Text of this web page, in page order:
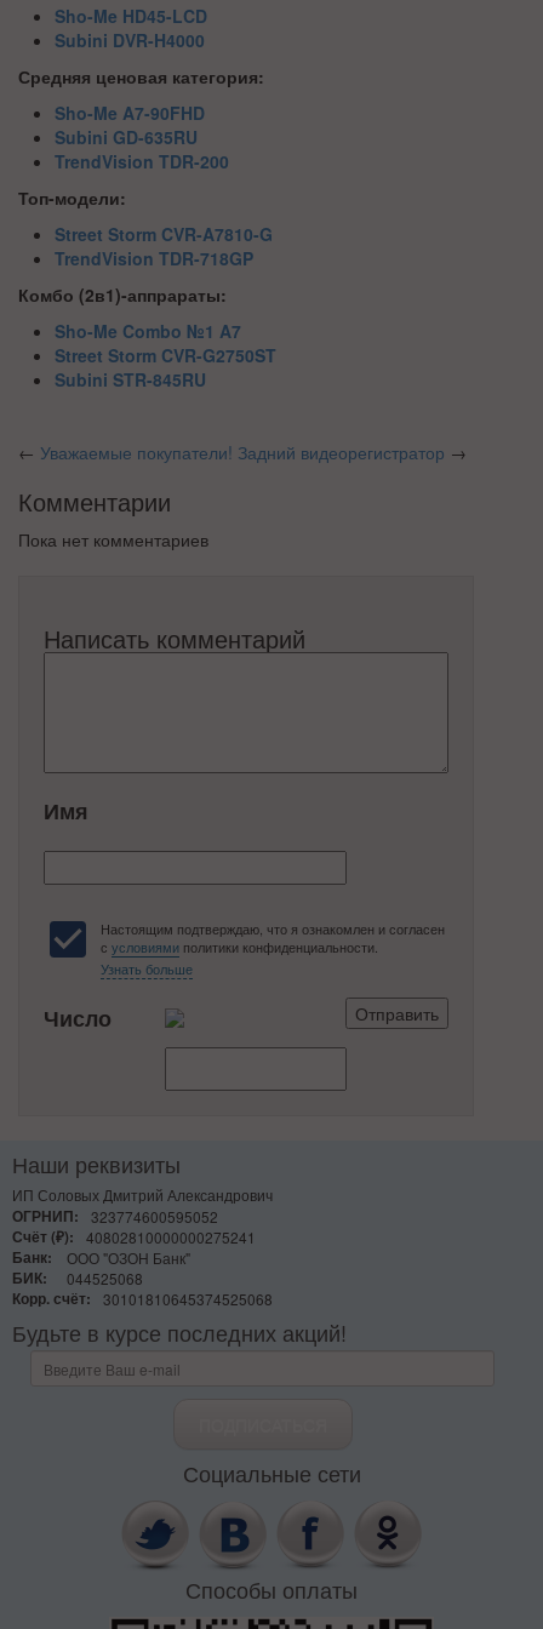
Sho-Me HD45-LCD
Subini DVR-H4000
Средняя ценовая категория:
Sho-Me A7-90FHD
Subini GD-635RU
TrendVision TDR-200
Топ-модели:
Street Storm CVR-A7810-G
TrendVision TDR-718GP
Комбо (2в1)-аппрараты:
Sho-Me Combo №1 A7
Street Storm CVR-G2750ST
Subini STR-845RU
← Уважаемые покупатели! Задний видеорегистратор →
Комментарии
Пока нет комментариев
Написать комментарий
Имя
Настоящим подтверждаю, что я ознакомлен и согласен
с условиями политики конфиденциальности.
Узнать больше
Число
Наши реквизиты
ИП Соловых Дмитрий Александрович
ОГРНИП:
323774600595052
Счёт (₽):
40802810000000275241
Банк:
ООО "ОЗОН Банк"
БИК:
044525068
Корр. счёт:
30101810645374525068
Будьте в курсе последних акций!
Социальные сети
Способы оплаты